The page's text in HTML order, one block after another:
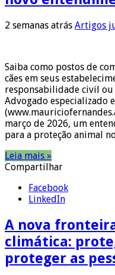
2 semanas atrás Artigos
Saiba como postos de
cães em seus
responsabilidade civil
Advogado especializado
março de 2026, um
para a proteção animal
Leia mais »
Compartilhar
Facebook
LinkedIn
A nova
climática:
proteger as